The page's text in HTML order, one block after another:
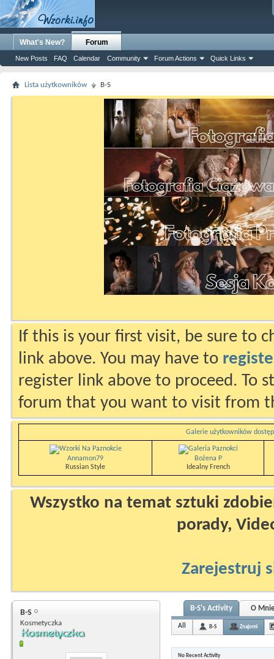
What's New? Forum
New Posts FAQ Calendar Community Forum Actions Quick Links
Lista użytkowników B-S
If this is your first visit, be sure to
link above. You may have to
register link above to proceed. To
forum that you want to visit from
Galerie użytkowników
Annamon79
Russian Style
Bożena P
Idealny French
Wszystko na temat sztuki
porady,
Zarejestruj
B-S
Kosmetyczka
B-S's Activity O
All B-S Znajomi
No Recent Activity